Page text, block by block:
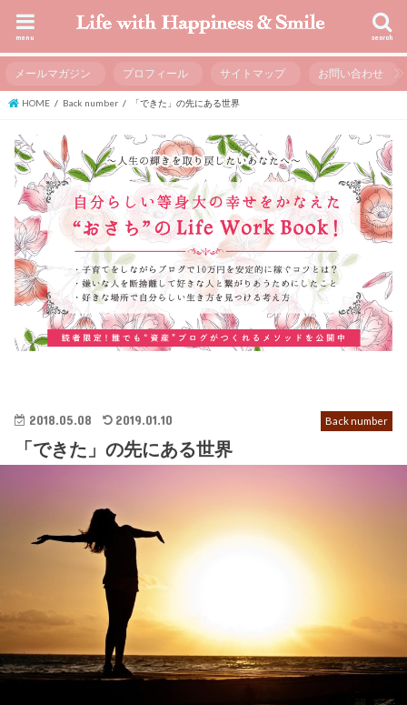
search
menu
メールマガジン プロフィール サイトマップ お問い合わせ
HOME Back number 「できた」の先にある世界
Back number
2018.05.08 2019.01.10
「できた」の先にある世界